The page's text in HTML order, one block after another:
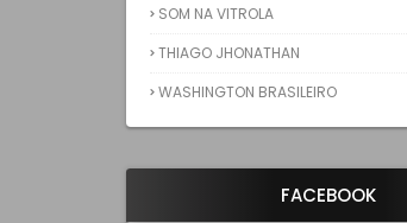
SOM NA VITROLA
THIAGO JHONATHAN
WASHINGTON BRASILEIRO
FACEBOOK